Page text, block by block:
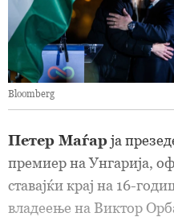
Bloomberg
Петер Маѓарја
премиер на Унгарија,
ставајќи крај на 16-
владеење на Виктор